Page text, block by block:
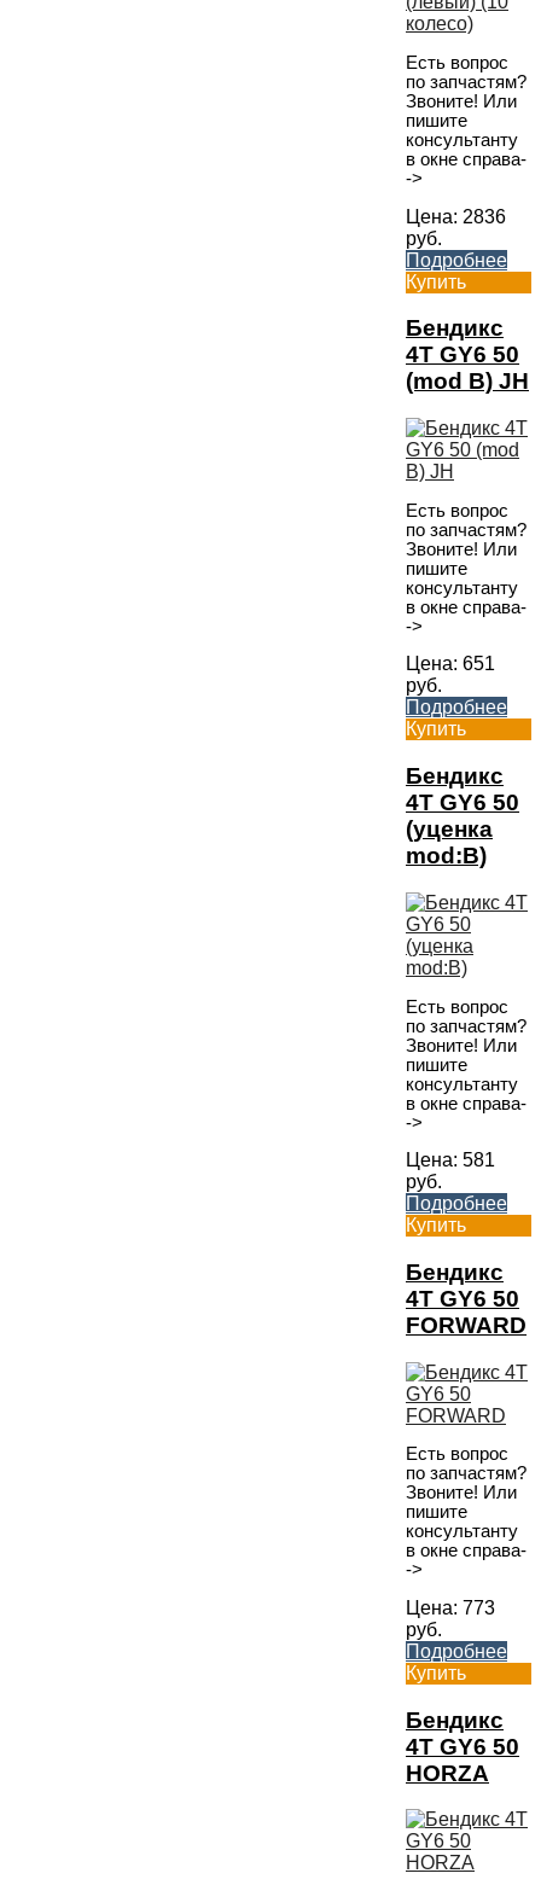
Есть вопрос
по запчастям?
Звоните! Или
пишите
консультанту
в окне справа-
->
Цена: 2836
руб.
Подробнее
Купить
Бендикс
4T GY6 50
(mod B) JH
Есть вопрос
по запчастям?
Звоните! Или
пишите
консультанту
в окне справа-
->
Цена: 651
руб.
Подробнее
Купить
Бендикс
4T GY6 50
(уценка
mod:B)
Есть вопрос
по запчастям?
Звоните! Или
пишите
консультанту
в окне справа-
->
Цена: 581
руб.
Подробнее
Купить
Бендикс
4T GY6 50
FORWARD
Есть вопрос
по запчастям?
Звоните! Или
пишите
консультанту
в окне справа-
->
Цена: 773
руб.
Подробнее
Купить
Бендикс
4T GY6 50
HORZA